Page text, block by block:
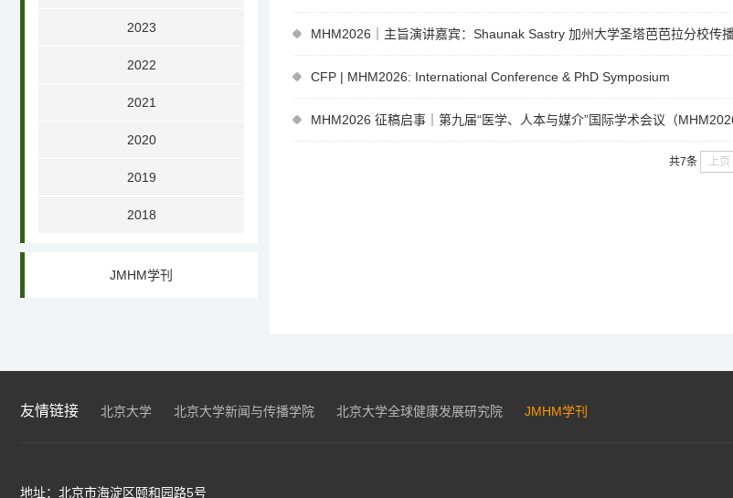
2023
2022
2021
2020
2019
2018
JMHM学刊
MHM2026｜主旨演讲嘉宾：Shaunak Sastry 加州大学圣塔芭芭拉分校传
CFP | MHM2026: International Conference & PhD Symposium
MHM2026 征稿启事｜第九届“医学、人本与媒介”国际学术会议（
共7条 上页
友情链接 北京大学 北京大学新闻与传播学院 北京大学全球健康发展研究院 JMHM学刊
地址：北京市海淀区颐和园路5号